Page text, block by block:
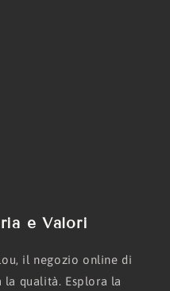
e Valori
il negozio online di
qualità. Esplora la